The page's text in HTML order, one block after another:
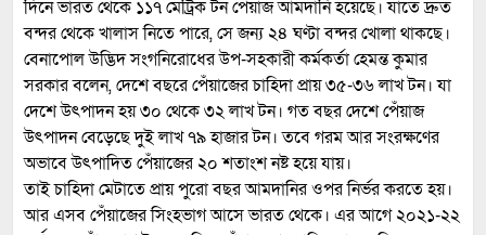
দিনে ভারত থেকে ১১৭ মেট্রিক টন পেঁয়াজ আমদানি হয়েছে। যাতে দ্রুত
বন্দর থেকে খালাস নিতে পারে, সে জন্য ২৪ ঘণ্টা বন্দর খোলা থাকছে।
বেনাপোল উদ্ভিদ সংগনিরোধের উপ-সহকারী কর্মকর্তা হেমন্ত কুমার
সরকার বলেন, দেশে বছরে পেঁয়াজের চাহিদা প্রায় ৩৫-৩৬ লাখ টন। যা
দেশে উৎপাদন হয় ৩০ থেকে ৩২ লাখ টন। গত বছর দেশে পেঁয়াজ
উৎপাদন বেড়েছে দুই লাখ ৭৯ হাজার টন। তবে গরম আর সংরক্ষণের
অভাবে উৎপাদিত পেঁয়াজের ২০ শতাংশ নষ্ট হয়ে যায়।
তাই চাহিদা মেটাতে প্রায় পুরো বছর আমদানির ওপর নির্ভর করতে হয়।
আর এসব পেঁয়াজের সিংহভাগ আসে ভারত থেকে। এর আগে ২০২১-২২